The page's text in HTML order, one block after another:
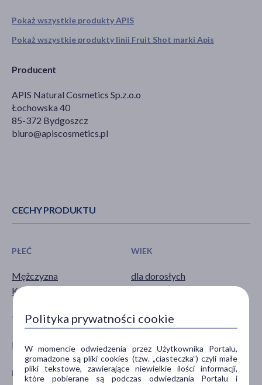
Pokaż wszystkie produkty APIS
Pokaż wszystkie produkty linii Fruit Shot marki Apis
Producent
APIS Natural Cosmetics Sp.z.o.o
Łochowska 40
85-372 Bydgoszcz
biuro@apiscosmetics.pl
CECHY PRODUKTU
PŁEĆ
Mężczyzna
Kobieta
WIEK
dla dorosłych
TYP PRODUKTU
Kosmetyk
POSTAĆ
DZIAŁANIE/WŁAŚCIWOŚCI PROBLEM
Polityka prywatności cookie
W momencie odwiedzenia przez Użytkownika Portalu,
gromadzone są pliki cookies (tzw. „ciasteczka”) czyli małe
pliki tekstowe, zawierające niewielkie ilości informacji,
które pobierane są podczas odwiedzania Portalu i